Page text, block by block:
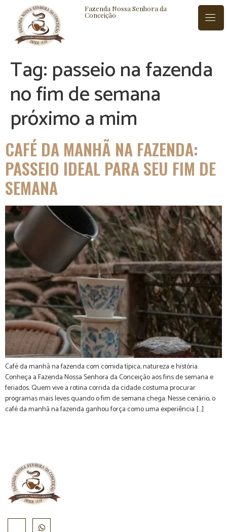
Fazenda Nossa Senhora da
Conceição
BLOG CONTATO
Tag:passeio na fazenda
no fim de semana
próximo a mim
CAFÉ DA MANHÃ NA FAZENDA:
PASSEIO IDEAL PARA SEU FIM DE
SEMANA
Café da manhã na fazenda com comida típica, natureza e história.
Conheça a Fazenda Nossa Senhora da Conceição aos fins de semana e
feriados. Quem vive a rotina corrida da cidade costuma procurar
programas mais leves quando o fim de semana chega. Nesse cenário, o
café da manhã na fazenda ganhou força como uma experiência […]